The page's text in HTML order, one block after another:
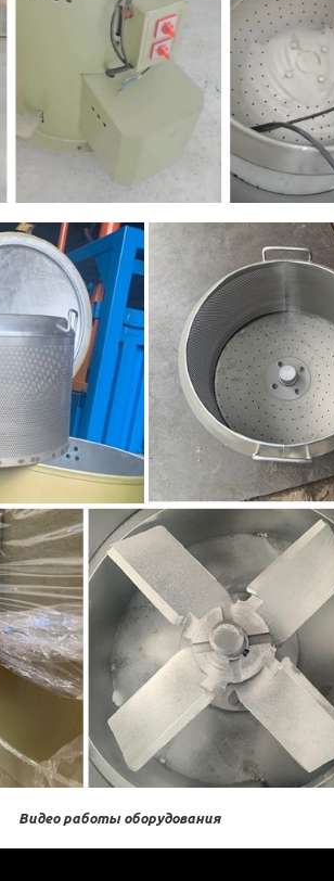
Видео работы оборудования